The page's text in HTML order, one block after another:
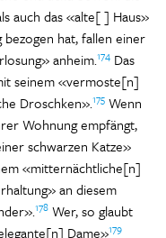
auch das «alte[ ] Haus»
hat, fallen einer
anheim.174 Das
seinem «vermoste[n]
Droschken».175 Wenn
Wohnung empfängt,
schwarzen Katze»
«mitternächtliche[n]
an diesem
178 Wer, so glaubt
Dame»179